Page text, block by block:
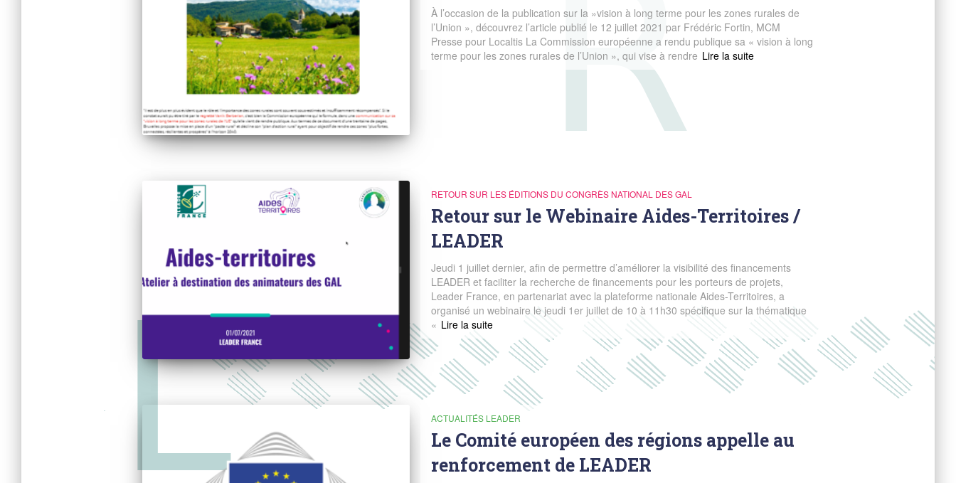
À l’occasion de la publication sur la »vision à long terme pour les zones rurales de
l’Union », découvrez l’article publié le 12 juillet 2021 par Frédéric Fortin, MCM
Presse pour Localtis La Commission européenne a rendu publique sa « vision à long
terme pour les zones rurales de l’Union », qui vise à rendre Read more
RETOUR SUR LES ÉDITIONS DU CONGRÈS NATIONAL DES GAL
Retour sur le Webinaire Aides-Territoires /
LEADER
Jeudi 1 juillet dernier, afin de permettre d’améliorer la visibilité des financements
LEADER et faciliter la recherche de financements pour les porteurs de projets,
Leader France, en partenariat avec la plateforme nationale Aides-Territoires, a
organisé un webinaire le jeudi 1er juillet de 10 à 11h30 spécifique sur la thématique
« Read more
ACTUALITÉS LEADER
Le Comité européen des régions appelle au
renforcement de LEADER